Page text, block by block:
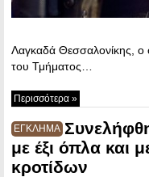
Λαγκαδά Θεσσαλονίκης, ο
του Τμήματος…
Περισσότερα »
ΕΓΚΛΗΜΑ
με έξι όπλα και
κροτίδων